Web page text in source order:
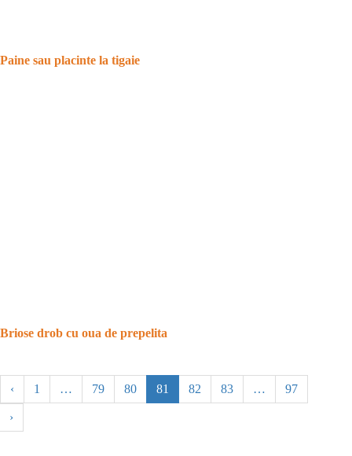
Paine sau placinte la tigaie
Briose drob cu oua de prepelita
‹ 1 … 79 80 81 82 83 … 97
›